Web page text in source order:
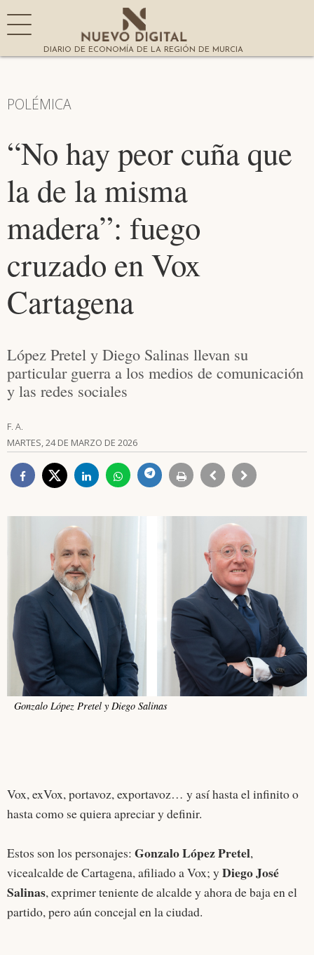
DIARIO DE ECONOMÍA DE LA REGIÓN DE MURCIA
POLÉMICA
“No hay peor cuña que
la de la misma
madera”: fuego
cruzado en Vox
Cartagena
López Pretel y Diego Salinas llevan su
particular guerra a los medios de comunicación
y las redes sociales
F. A.
MARTES, 24 DE MARZO DE 2026
Gonzalo López Pretel y Diego Salinas
Vox, exVox, portavoz, exportavoz… y así hasta el infinito o
hasta como se quiera apreciar y definir.
Estos son los personajes: Gonzalo López Pretel,
vicealcalde de Cartagena, afiliado a Vox; yDiego José
Salinas, exprimer teniente de alcalde y ahora de baja en el
partido, pero aún concejal en la ciudad.